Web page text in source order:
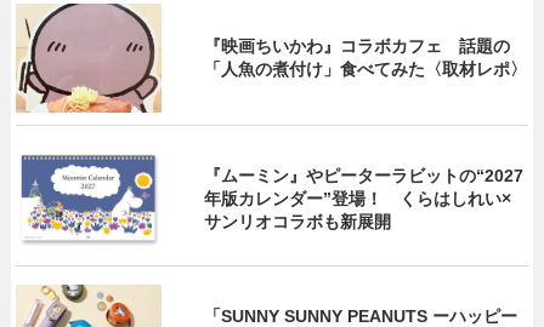
『映画ちいかわ』コラボカフェ 話題の
「人魚の煮付け」食べてみた〈取材レポ〉
『ムーミン』やピーターラビットの“2027
年版カレンダー”登場！ くらはしれい×
サンリオコラボも新展開
「SUNNY SUNNY PEANUTS ーハッピー